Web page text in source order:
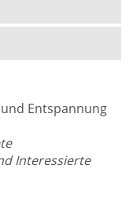
Entspannung
Interessierte